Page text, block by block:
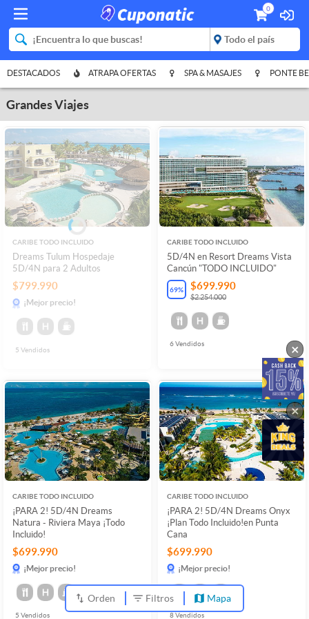
0
DESTACADOS ATRAPA OFERTAS SPA & MASAJES PONTE
Grandes Viajes
CARIBE TODO INCLUIDO
Dreams Tulum Hospedaje
5D/4N para 2 Adultos
$799.990
¡Mejor precio!
5 Vendidos
CARIBE TODO INCLUIDO
5D/4N en Resort Dreams Vista
Cancún "TODO INCLUIDO"
69% $699.990
$2.254.000
6Vendidos
CARIBE TODO INCLUIDO
¡PARA 2! 5D/4N Dreams
Natura - Riviera Maya ¡Todo
Incluido!
$699.990
¡Mejor precio!
5 Vendidos
CARIBE TODO INCLUIDO
¡PARA 2! 5D/4N Dreams Onyx
¡Plan Todo Incluido!en Punta
Cana
$699.990
¡Mejor precio!
8Vendidos
Orden Filtros Mapa
×
×